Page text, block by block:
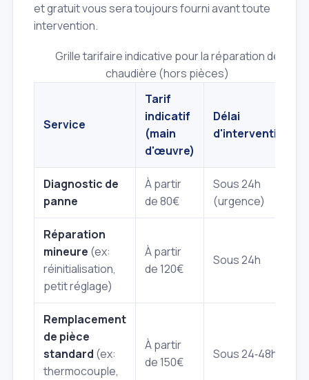
et gratuit vous sera toujours fourni avant toute
intervention.
Grille tarifaire indicative pour la réparation de
chaudière (hors pièces)
Service
Tarif
indicatif
(main
d'œuvre)
Délai
d'intervention
Diagnostic de
panne
À partir
de 80€
Sous 24h
(urgence)
Réparation
mineure (ex:
réinitialisation,
petit réglage)
À partir
de 120€
Sous 24h
Remplacement
de pièce
standard (ex:
thermocouple,
À partir
de 150€
Sous 24‑48h